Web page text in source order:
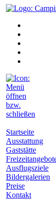
Startseite
Ausstattung
Gaststätte
Ausflugsziele
Bildergalerien
Preise
Kontakt